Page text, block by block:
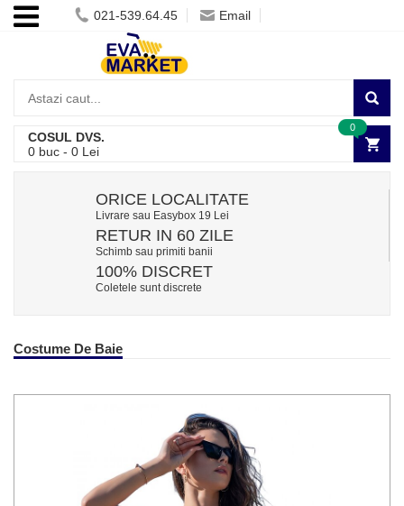
021-539.64.45 Email
COSUL DVS.
0 buc - 0 Lei
0
ORICE LOCALITATE
Livrare sau Easybox 19 Lei
RETUR IN 60 ZILE
Schimb sau primiti banii
100% DISCRET
Coletele sunt discrete
Costume De Baie